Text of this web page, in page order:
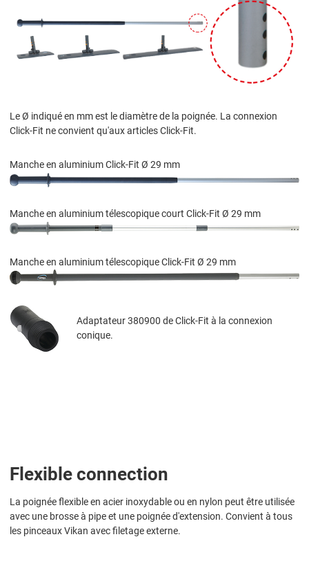
Le Ø indiqué en mm est le diamètre de la poignée. La connexion
Click-Fit ne convient qu'aux articles Click-Fit.
Manche en aluminium Click-Fit Ø 29 mm
Manche en aluminium télescopique court Click-Fit Ø 29 mm
Manche en aluminium télescopique Click-Fit Ø 29 mm
Adaptateur 380900 de Click-Fit à la connexion
conique.
Flexible connection
La poignée flexible en acier inoxydable ou en nylon peut être utilisée
avec une brosse à pipe et une poignée d'extension. Convient à tous
les pinceaux Vikan avec filetage externe.